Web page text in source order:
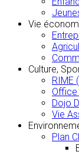
Vie
Culture,
RIME
Office
Dojo
Vie
Plan